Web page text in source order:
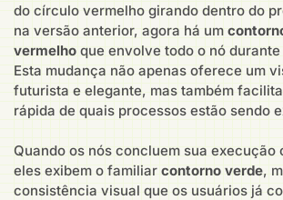
do círculo vermelho girando dentro do
na versão anterior, agora há um
vermelho que envolve todo o nó
Esta mudança não apenas oferece um
futurista e elegante, mas também
rápida de quais processos estão sendo
Quando os nós concluem sua execução
eles exibem o familiar contorno verde,
consistência visual que os usuários já